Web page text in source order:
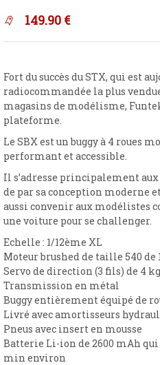
149.90 €
Fort du succès du STX, qui est
radiocommandée la plus
magasins de modélisme,
plateforme.
Le SBX est un buggy à 4 roues
performant et accessible.
Il s’adresse principalement
de par sa conception moderne
aussi convenir aux modélistes
une voiture pour se challenger.
Echelle : 1/12ème XL
Moteur brushed de taille 540 de
Servo de direction (3 fils) de 4 kg
Transmission en métal
Buggy entièrement équipé de
Livré avec amortisseurs
Pneus avec insert en mousse
Batterie Li-ion de 2600 mAh
min environ